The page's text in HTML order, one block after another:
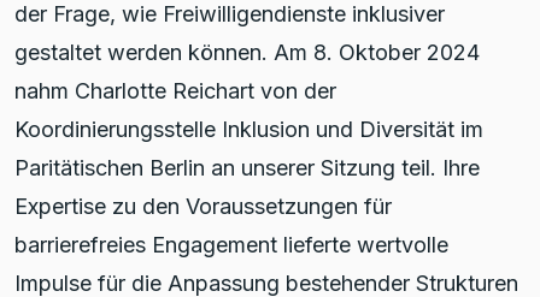
der Frage, wie Freiwilligendienste inklusiver
gestaltet werden können. Am 8. Oktober 2024
nahm Charlotte Reichart von der
Koordinierungsstelle Inklusion und Diversität im
Paritätischen Berlin an unserer Sitzung teil. Ihre
Expertise zu den Voraussetzungen für
barrierefreies Engagement lieferte wertvolle
Impulse für die Anpassung bestehender Strukturen